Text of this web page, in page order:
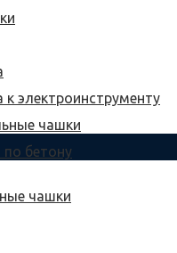
электроинструменту
чашки
бетону
чашки